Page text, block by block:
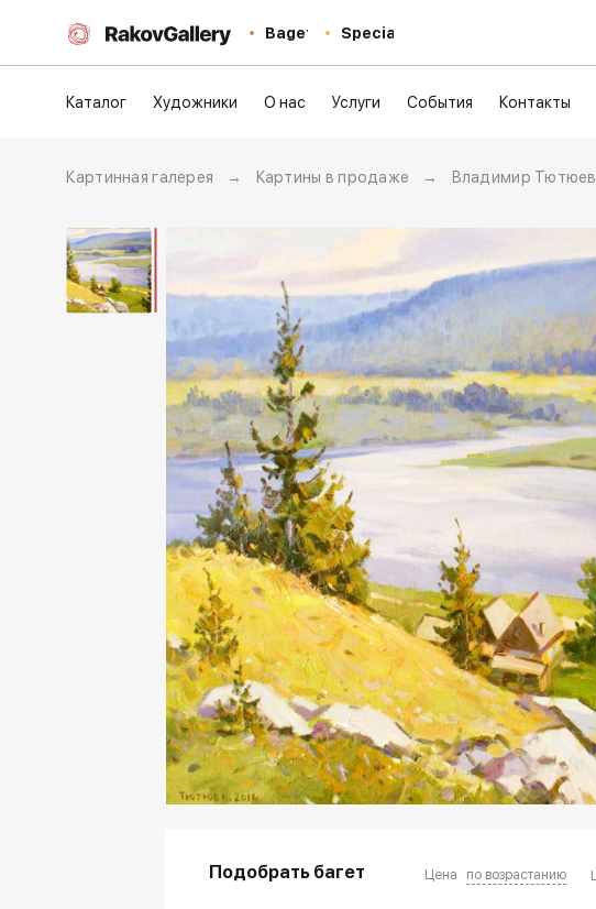
Baget Special
Каталог Художники О нас Услуги События Контакты
Картинная галерея → Картины в продаже → Владимир Тютюев
Подобрать багет Цена по возрастанию